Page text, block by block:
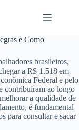
e Como
brasileiros,
a R$ 1.518 em
Federal e pelo
contribuíram ao longo
a qualidade de
é fundamental
para consultar e sacar